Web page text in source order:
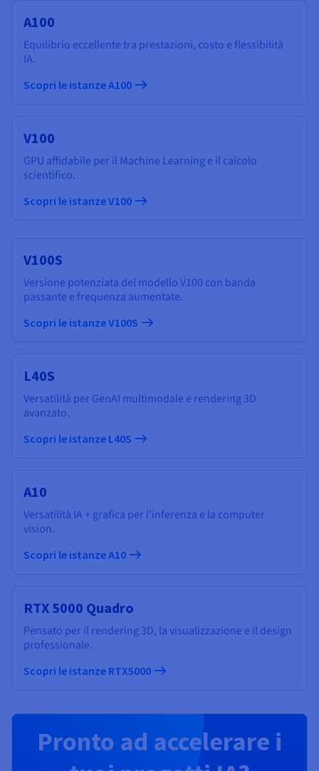
A100
Equilibrio eccellente tra prestazioni, costo e flessibilità
IA.
Scopri le istanze A100
V100
GPU affidabile per il Machine Learning e il calcolo
scientifico.
Scopri le istanze V100
V100S
Versione potenziata del modello V100 con banda
passante e frequenza aumentate.
Scopri le istanze V100S
L40S
Versatilità per GenAI multimodale e rendering 3D
avanzato.
Scopri le istanze L40S
A10
Versatilità IA + grafica per l'inferenza e la computer
vision.
Scopri le istanze A10
RTX 5000 Quadro
Pensato per il rendering 3D, la visualizzazione e il design
professionale.
Scopri le istanze RTX5000
Pronto ad accelerare i